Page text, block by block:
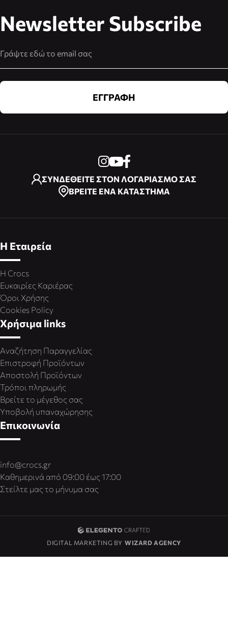
Newsletter Subscribe
ΕΓΓΡΑΦΗ
ΣΥΝΔΕΘΕΙΤΕ ΣΤΟΝ ΛΟΓΑΡΙΑΣΜΟ ΣΑΣ
ΒΡΕΙΤΕ ΕΝΑ ΚΑΤΑΣΤΗΜΑ
Η Εταιρεία
Η Crocs
Ευκαιρίες Καριέρας
Όροι Χρήσης
Cookies Policy
Χρήσιμα links
Αναζήτηση Παραγγελίας
Επιστροφή Προϊόντων
Αποστολή Προϊόντων
Τρόποι πληρωμής
Βρείτε το μέγεθος σας
Υποβολή υπαναχώρησης
Επικοινωνία
info@crocs.gr
Καθημερινά από 09:00 έως 17:00
Στείλτε μας το μήνυμα σας
DIGITAL MARKETING BY WIZARD AGENCY